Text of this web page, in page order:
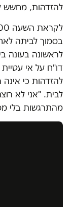
להזדהות, מחשש
בסמוך לביתה
לראשונה בעונה
דו"ח על אי
להזדהות כי
לבית. "אני לא
מהתרגשות בלי